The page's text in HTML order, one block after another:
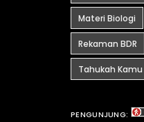
Materi Biologi
Rekaman BDR
Tahukah Kamu
PENGUNJUNG: